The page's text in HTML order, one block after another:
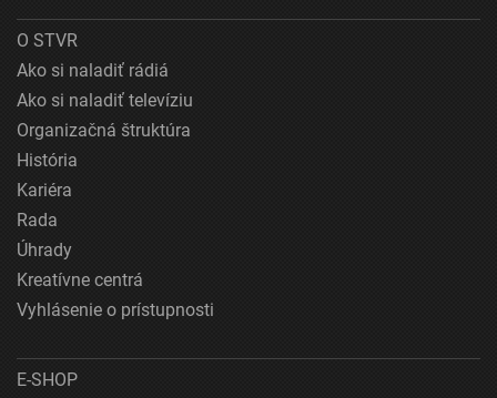
O STVR
Ako si naladiť rádiá
Ako si naladiť televíziu
Organizačná štruktúra
História
Kariéra
Rada
Úhrady
Kreatívne centrá
Vyhlásenie o prístupnosti
E-SHOP